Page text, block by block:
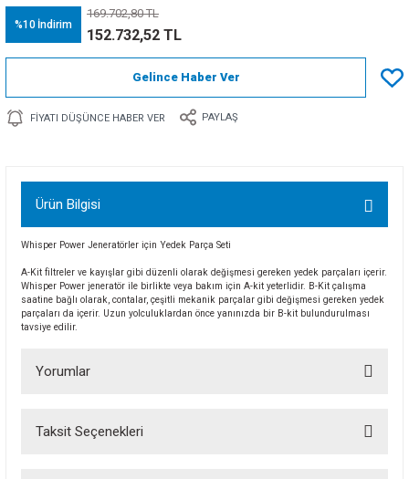
%10 İndirim
169.702,80 TL
152.732,52 TL
Gelince Haber Ver
FIYATI DÜŞÜNCE HABER VER PAYLAŞ
Ürün Bilgisi
Whisper Power Jeneratörler için Yedek Parça Seti
A-Kit filtreler ve kayışlar gibi düzenli olarak değişmesi gereken yedek parçaları içerir.
Whisper Power jeneratör ile birlikte veya bakım için A-kit yeterlidir. B-Kit çalışma
saatine bağlı olarak, contalar, çeşitli mekanik parçalar gibi değişmesi gereken yedek
parçaları da içerir. Uzun yolculuklardan önce yanınızda bir B-kit bulundurulması
tavsiye edilir.
Yorumlar
Taksit Seçenekleri